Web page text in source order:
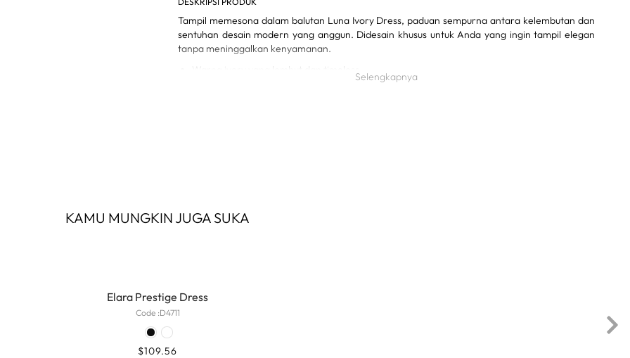
Tampil memesona dalam balutan Luna Ivory Dress, paduan sempurna antara kelembutan dan
sentuhan desain modern yang anggun. Didesain khusus untuk Anda yang ingin tampil elegan
tanpa meninggalkan kenyamanan.
Warna ivory yang lembut dan timeless
Siluet longgar yang memberikan kesan ringan dan anggun
Selengkapnya
KAMU MUNGKIN JUGA SUKA
Elara Prestige Dress
Code :D4711
$109.56